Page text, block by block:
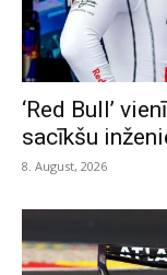
‘Red Bull’
sacīkšu
8. August, 2026